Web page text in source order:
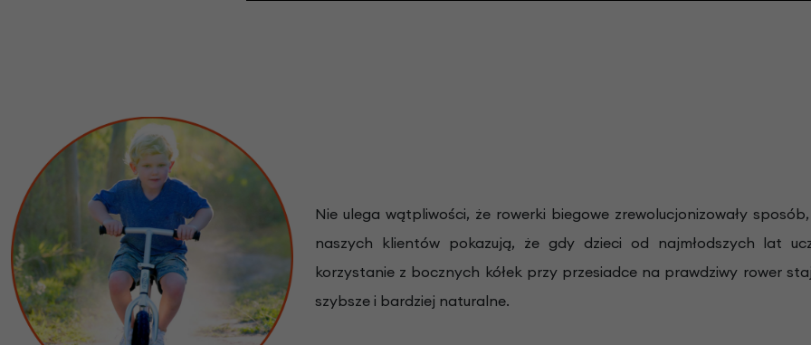
Nie ulega wątpliwości, że rowerki biegowe zrewolucjonizowały
naszych klientów pokazują, że gdy dzieci od najmłodszych lat
korzystanie z bocznych kółek przy przesiadce na prawdziwy rower
szybsze i bardziej naturalne.